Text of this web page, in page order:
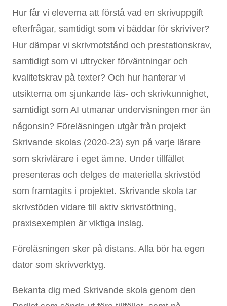
Hur får vi eleverna att förstå vad en skrivuppgift
efterfrågar, samtidigt som vi bäddar för skriviver?
Hur dämpar vi skrivmotstånd och prestationskrav,
samtidigt som vi uttrycker förväntningar och
kvalitetskrav på texter? Och hur hanterar vi
utsikterna om sjunkande läs- och skrivkunnighet,
samtidigt som AI utmanar undervisningen mer än
någonsin? Föreläsningen utgår från projekt
Skrivande skolas (2020-23) syn på varje lärare
som skrivlärare i eget ämne. Under tillfället
presenteras och delges de materiella skrivstöd
som framtagits i projektet. Skrivande skola tar
skrivstöden vidare till aktiv skrivstöttning,
praxisexemplen är viktiga inslag.
Föreläsningen sker på distans. Alla bör ha egen
dator som skrivverktyg.
Bekanta dig med Skrivande skola genom den